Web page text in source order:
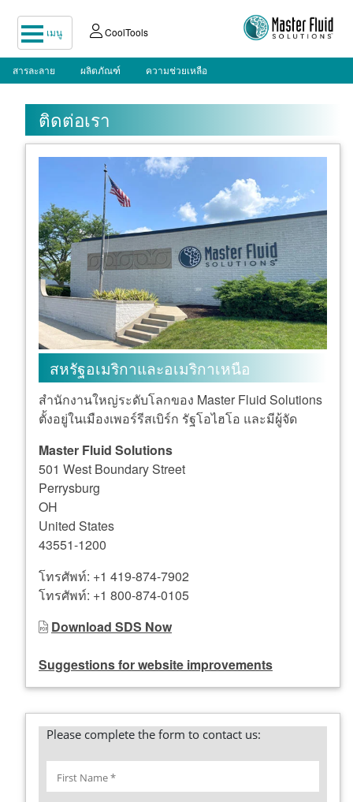
เมนู CoolTools
สารละลาย ผลิตภัณฑ์ ความช่วยเหลือ
ติดต่อเรา
สหรัฐอเมริกาและอเมริกาเหนือ
สำนักงานใหญ่ระดับโลกของ Master Fluid Solutions
ตั้งอยู่ในเมืองเพอร์รีสเบิร์ก รัฐโอไฮโอ และมีผู้จัด
Master Fluid Solutions
501 West Boundary Street
Perrysburg
OH
United States
43551-1200
โทรศัพท์: +1 419-874-7902
โทรศัพท์: +1 800-874-0105‬‬‬
Download SDS Now
Suggestions for website improvements